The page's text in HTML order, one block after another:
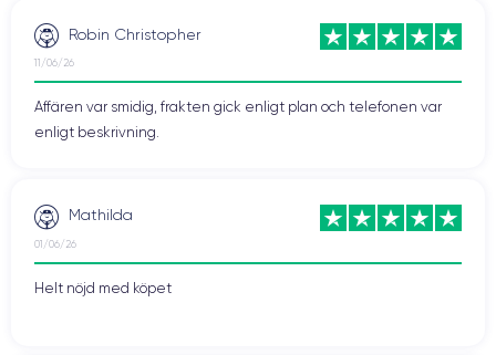
Robin Christopher
11/06/26
Affären var smidig, frakten gick enligt plan och telefonen var
enligt beskrivning.
Mathilda
01/06/26
Helt nöjd med köpet